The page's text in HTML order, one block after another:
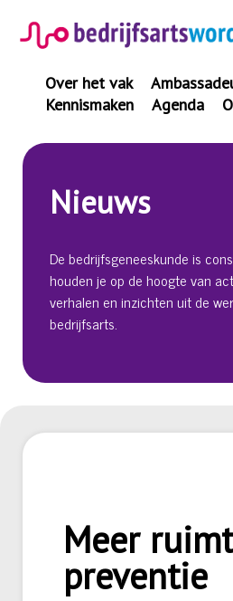
naar
inhoud
Over het vak
Kennismaken
Agenda
Nieuws
De bedrijfsgeneeskunde is
houden je op de hoogte van
verhalen en inzichten uit de
bedrijfsarts.
Meer
preventie